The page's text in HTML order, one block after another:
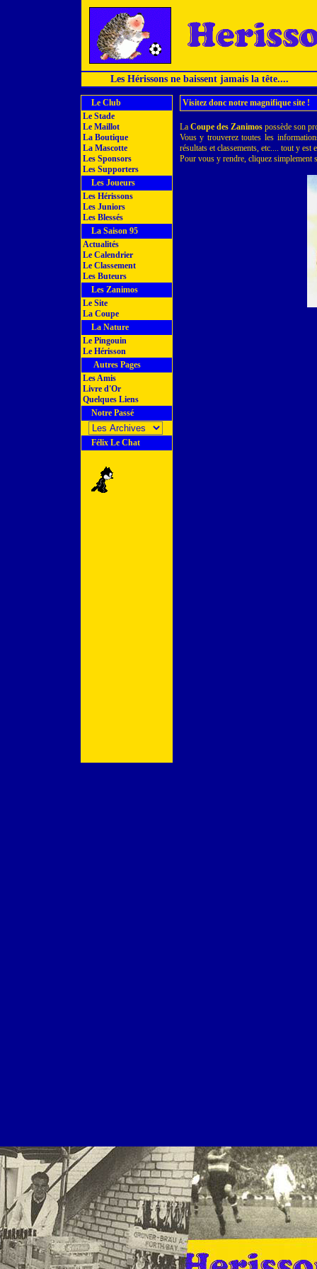
Les Hérissons ne baissent jamais la tête....
Le Club
Le Stade
Le Maillot
La Boutique
La Mascotte
Les Sponsors
Les Supporters
Les Joueurs
Les Hérissons
Les Juniors
Les Blessés
La Saison 95
Actualités
Le Calendrier
Le Classement
Les Buteurs
Les Zanimos
Le Site
La Coupe
La Nature
Le Pingouin
Le Hérisson
Autres Pages
Les Amis
Livre d'Or
Quelques Liens
Notre Passé
Félix Le Chat
Visitez donc notre magnifique site !
La Coupe des Zanimospossède son
Vous y trouverez toutes les
résultats et classements, etc.... tout y est
Pour vous y rendre, cliquez simplement